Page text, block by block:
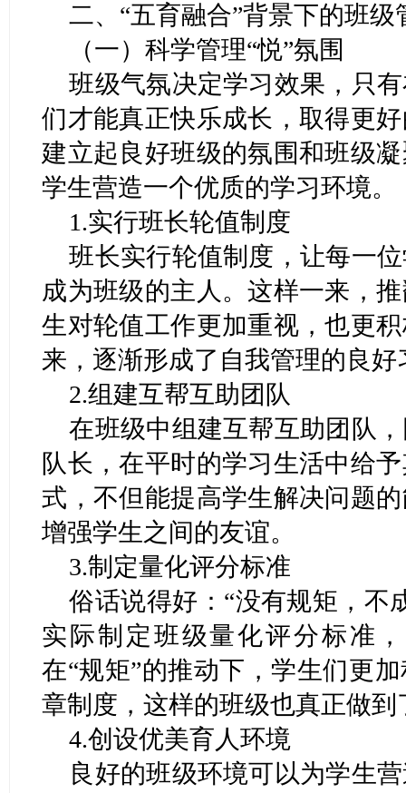
二、“五育融合”背景下的班级
（一）科学管理“悦”氛围
班级气氛决定学习效果，只
们才能真正快乐成长，取得更
建立起良好班级的氛围和班级
学生营造一个优质的学习环境。
1.实行班长轮值制度
班长实行轮值制度，让每一
成为班级的主人。这样一来，
生对轮值工作更加重视，也更
来，逐渐形成了自我管理的良好
2.组建互帮互助团队
在班级中组建互帮互助团队
队长，在平时的学习生活中给
式，不但能提高学生解决问题
增强学生之间的友谊。
3.制定量化评分标准
俗话说得好：“没有规矩，不
实际制定班级量化评分标准
在“规矩”的推动下，学生们更
章制度，这样的班级也真正做
4.创设优美育人环境
良好的班级环境可以为学生